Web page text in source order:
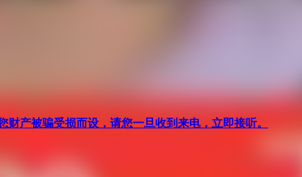
产被骗受损而设，请您一旦收到来电，立即接听。